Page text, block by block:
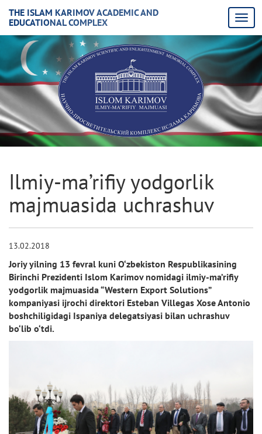
THE ISLAM KARIMOV ACADEMIC AND
EDUCATIONAL COMPLEX
Ilmiy-ma’rifiy yodgorlik
majmuasida uchrashuv
13.02.2018
Joriy yilning 13 fevral kuni O‘zbekiston Respublikasining
Birinchi Prezidenti Islom Karimov nomidagi ilmiy-ma’rifiy
yodgorlik majmuasida “Western Export Solutions”
kompaniyasi ijrochi direktori Esteban Villegas Xose Antonio
boshchiligidagi Ispaniya delegatsiyasi bilan uchrashuv
bo‘lib o‘tdi.